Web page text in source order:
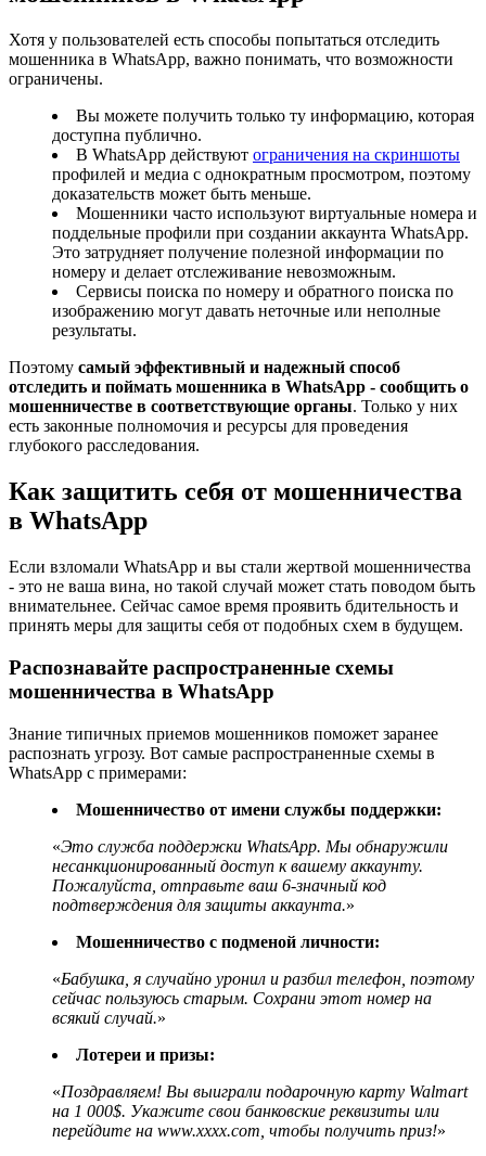
Хотя у пользователей есть способы попытаться отследить
мошенника в WhatsApp, важно понимать, что возможности
ограничены.
Вы можете получить только ту информацию, которая
доступна публично.
В WhatsApp действуют ограничения на скриншоты
профилей и медиа с однократным просмотром, поэтому
доказательств может быть меньше.
Мошенники часто используют виртуальные номера и
поддельные профили при создании аккаунта WhatsApp.
Это затрудняет получение полезной информации по
номеру и делает отслеживание невозможным.
Сервисы поиска по номеру и обратного поиска по
изображению могут давать неточные или неполные
результаты.
Поэтому самый эффективный и надежный способ
отследить и поймать мошенника в WhatsApp - сообщить о
мошенничестве в соответствующие органы. Только у них
есть законные полномочия и ресурсы для проведения
глубокого расследования.
Как защитить себя от мошенничества
в WhatsApp
Если взломали WhatsApp и вы стали жертвой мошенничества
- это не ваша вина, но такой случай может стать поводом быть
внимательнее. Сейчас самое время проявить бдительность и
принять меры для защиты себя от подобных схем в будущем.
Распознавайте распространенные схемы
мошенничества в WhatsApp
Знание типичных приемов мошенников поможет заранее
распознать угрозу. Вот самые распространенные схемы в
WhatsApp с примерами:
Мошенничество от имени службы поддержки:
«Это служба поддержки WhatsApp. Мы обнаружили
несанкционированный доступ к вашему аккаунту.
Пожалуйста, отправьте ваш 6-значный код
подтверждения для защиты аккаунта.»
Мошенничество с подменой личности:
«Бабушка, я случайно уронил и разбил телефон, поэтому
сейчас пользуюсь старым. Сохрани этот номер на
всякий случай.»
Лотереи и призы:
«Поздравляем! Вы выиграли подарочную карту Walmart
на 1 000$. Укажите свои банковские реквизиты или
перейдите на www.xxxx.com, чтобы получить приз!»